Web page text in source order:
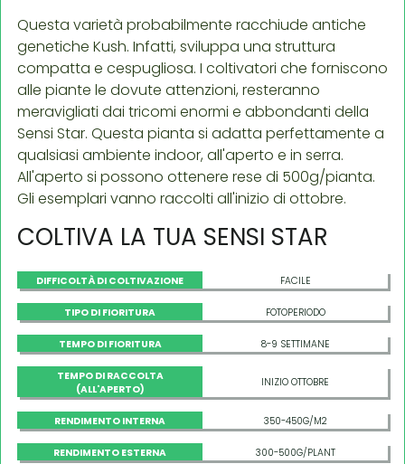
Questa varietà probabilmente racchiude antiche
genetiche Kush. Infatti, sviluppa una struttura
compatta e cespugliosa. I coltivatori che forniscono
alle piante le dovute attenzioni, resteranno
meravigliati dai tricomi enormi e abbondanti della
Sensi Star. Questa pianta si adatta perfettamente a
qualsiasi ambiente indoor, all'aperto e in serra.
All'aperto si possono ottenere rese di 500g/pianta.
Gli esemplari vanno raccolti all'inizio di ottobre.
COLTIVA LA TUA SENSI STAR
DIFFICOLTÀ DI COLTIVAZIONE FACILE
TIPO DI FIORITURA FOTOPERIODO
TEMPO DI FIORITURA 8-9 SETTIMANE
TEMPO DI RACCOLTA
(ALL'APERTO)
INIZIO OTTOBRE
RENDIMENTO INTERNA 350-450G/M2
RENDIMENTO ESTERNA 300-500G/PLANT